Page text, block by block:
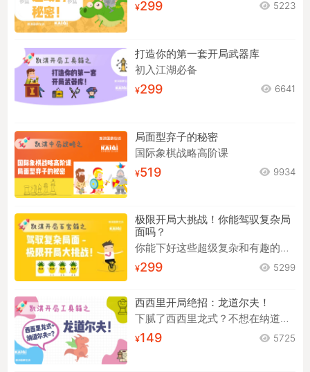
299 5223
打造你的第一套开局武器库
初入江湖必备
299 6641
局面型弃子的秘密
国际象棋战略高阶课
519 9934
极限开局大挑战！你能驾驭复杂局
面吗？
你能下好这些超级复杂和有趣的开局吗？
299 5299
西西里开局绝招：龙道尔夫！
下腻了西西里龙式？不想在纳道尔夫中苦苦背谱？来试试龙道尔夫！
149 5725